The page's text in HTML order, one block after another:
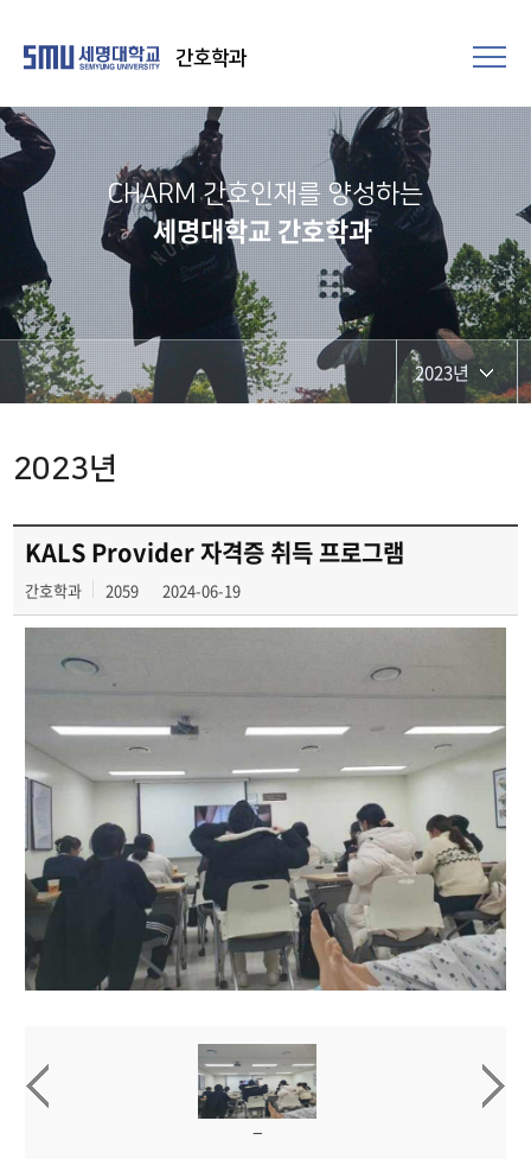
간호학과
CHARM 간호인재를 양성하는
세명대학교 간호학과
2023년
2020년
2019년
2018년
2017년
2016년
2023년
KALS Provider 자격증 취득 프로그램
간호학과 2059 2024-06-19